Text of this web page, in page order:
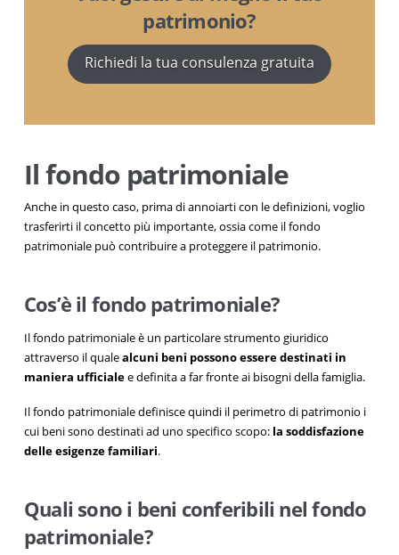
patrimonio?
Richiedi la tua consulenza gratuita
Il fondo patrimoniale
Anche in questo caso, prima di annoiarti con le definizioni, voglio
trasferirti il concetto più importante, ossia come il fondo
patrimoniale può contribuire a proteggere il patrimonio.
Cos’è il fondo patrimoniale?
Il fondo patrimoniale è un particolare strumento giuridico
attraverso il qualealcuni beni possono essere destinati in
maniera ufficialee definita a far fronte ai bisogni della famiglia.
Il fondo patrimoniale definisce quindi il perimetro di patrimonio i
cui beni sono destinati ad uno specifico scopo: la soddisfazione
delle esigenze familiari.
Quali sono i beni conferibili nel fondo
patrimoniale?